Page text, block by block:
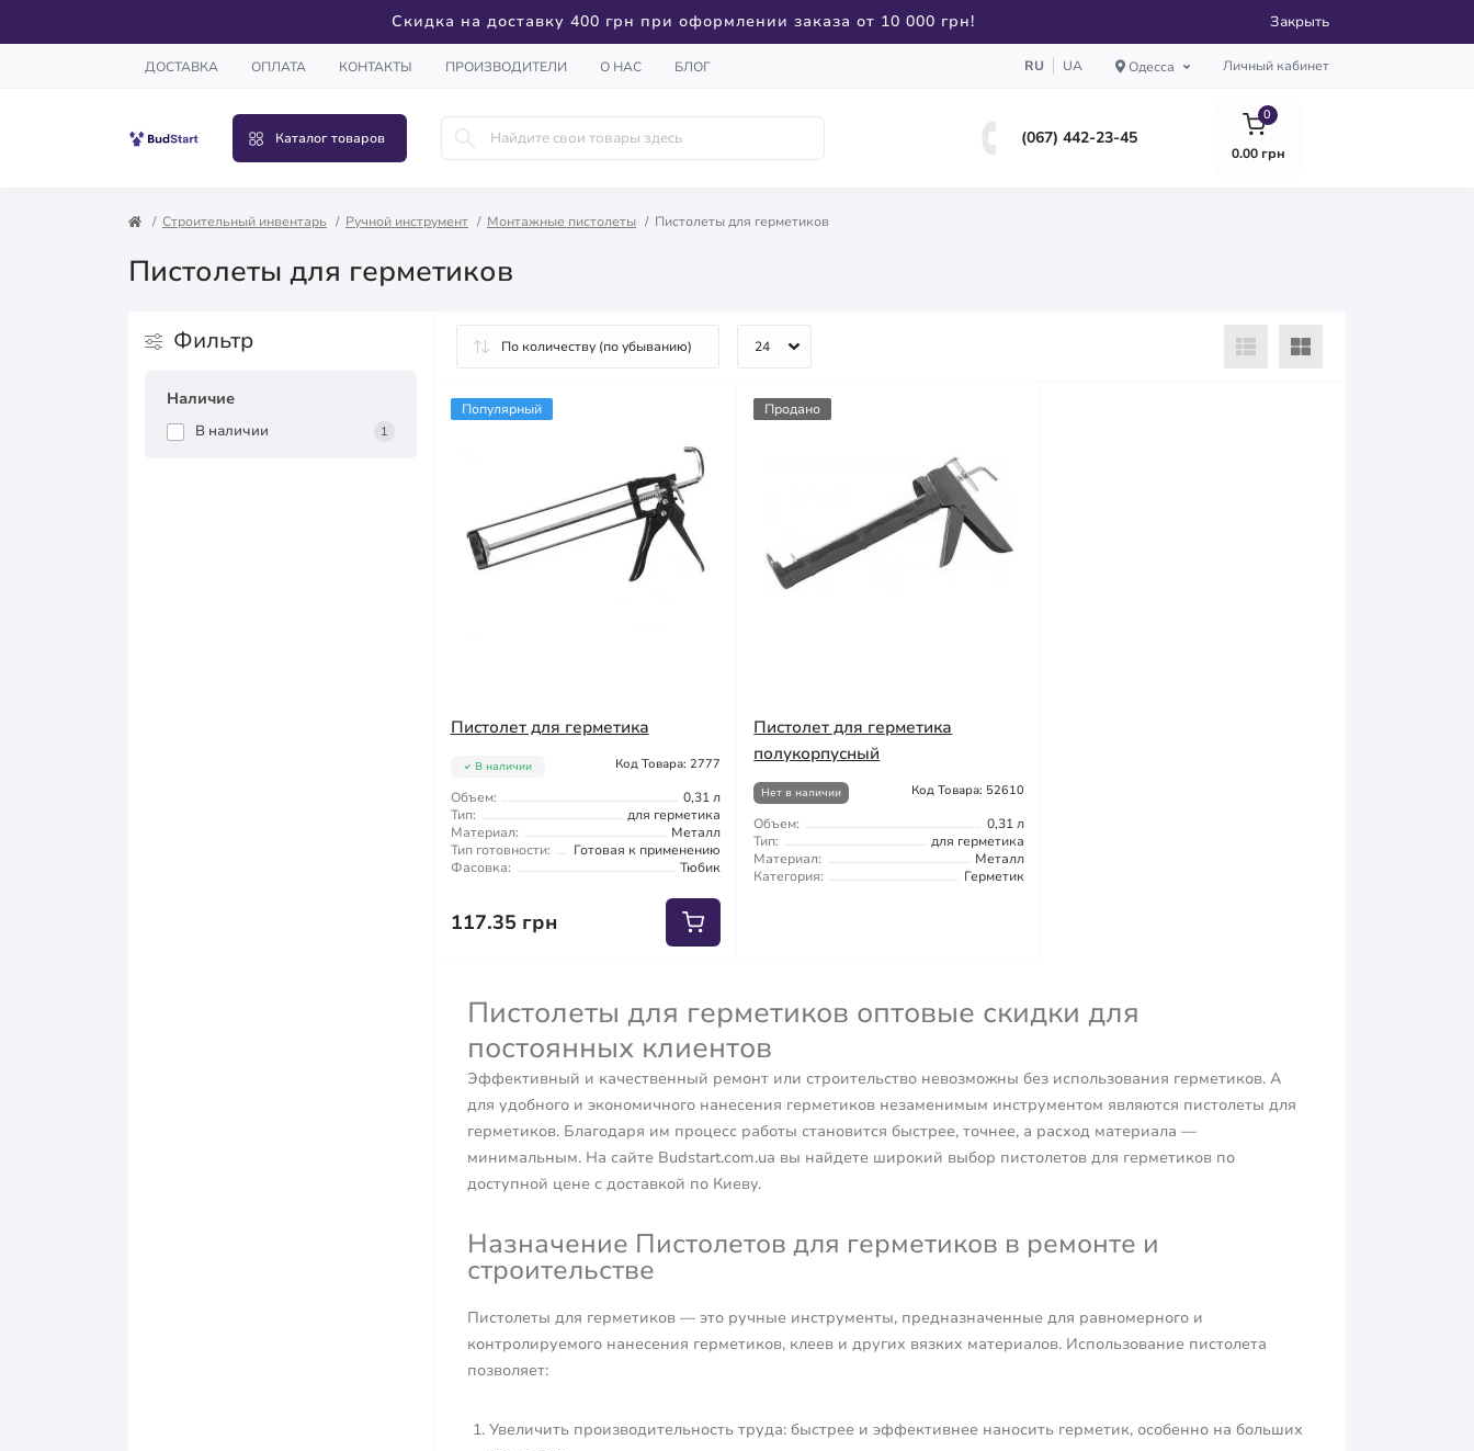
Скидка на доставку 400 грн при оформлении заказа от 10 000 грн! Закрыть
ДОСТАВКА ОПЛАТА КОНТАКТЫ ПРОИЗВОДИТЕЛИ О НАС БЛОГ RU UA Одесса Личный кабинет
Каталог товаров (067) 442-23-45
0
0.00 грн
Строительный инвентарь Ручной инструмент Монтажные пистолеты Пистолеты для герметиков
Пистолеты для герметиков
Фильтр
Наличие
В наличии 1
Популярный
Пистолет для герметика
В наличии Код Товара: 2777
Объем:
0,31 л
Тип:
для герметика
Материал:
Металл
Тип готовности:
Готовая к применению
Фасовка:
Тюбик
117.35 грн
Продано
Пистолет для герметика
полукорпусный
Нет в наличии Код Товара: 52610
Объем:
0,31 л
Тип:
для герметика
Материал:
Металл
Категория:
Герметик
Пистолеты для герметиков оптовые скидки для
постоянных клиентов
Эффективный и качественный ремонт или строительство невозможны без использования герметиков. А
для удобного и экономичного нанесения герметиков незаменимым инструментом являются пистолеты для
герметиков. Благодаря им процесс работы становится быстрее, точнее, а расход материала —
минимальным. На сайте Budstart.com.ua вы найдете широкий выбор пистолетов для герметиков по
доступной цене с доставкой по Киеву.
Назначение Пистолетов для герметиков в ремонте и
строительстве
Пистолеты для герметиков — это ручные инструменты, предназначенные для равномерного и
контролируемого нанесения герметиков, клеев и других вязких материалов. Использование пистолета
позволяет:
Увеличить производительность труда: быстрее и эффективнее наносить герметик, особенно на больших